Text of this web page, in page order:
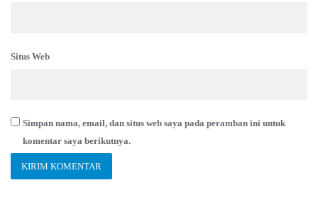
Situs Web
Simpan nama, email, dan situs web saya pada peramban ini untuk
komentar saya berikutnya.